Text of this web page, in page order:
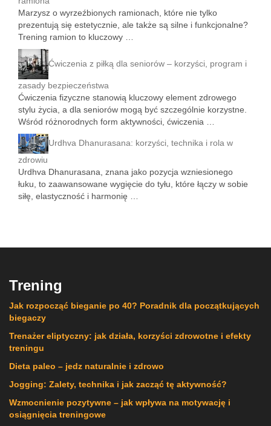
Marzysz o wyrzeźbionych ramionach, które nie tylko
prezentują się estetycznie, ale także są silne i funkcjonalne?
Trening ramion to kluczowy …
Ćwiczenia z piłką dla seniorów – korzyści, program i
zasady bezpieczeństwa
Ćwiczenia fizyczne stanowią kluczowy element zdrowego
stylu życia, a dla seniorów mogą być szczególnie korzystne.
Wśród różnorodnych form aktywności, ćwiczenia …
Urdhva Dhanurasana: korzyści, technika i rola w
zdrowiu
Urdhva Dhanurasana, znana jako pozycja wzniesionego
łuku, to zaawansowane wygięcie do tyłu, które łączy w sobie
siłę, elastyczność i harmonię …
Trening
Jak rozpocząć bieganie po 40? Poradnik dla początkujących
biegaczy
Trenażer eliptyczny: jak działa, korzyści zdrowotne i efekty
treningu
Dieta paleo – jedz naturalnie i zdrowo
Jogging: Zalety, technika i jak zacząć tę aktywność?
Wzmocnienie pozytywne – jak wpływa na motywację i
osiągnięcia treningowe